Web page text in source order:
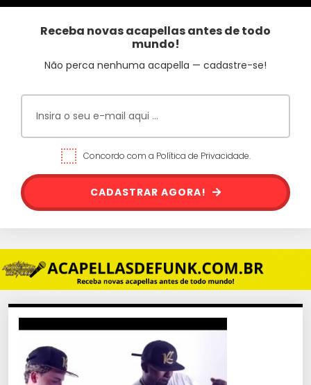
Receba novas acapellas antes de todo
mundo!
Não perca nenhuma acapella — cadastre-se!
Concordo com a Política de Privacidade.
CADASTRAR AGORA!